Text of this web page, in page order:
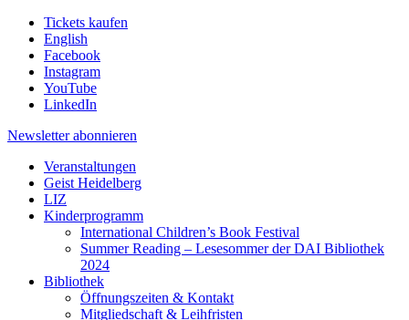
Tickets kaufen
English
Facebook
Instagram
YouTube
LinkedIn
Newsletter abonnieren
Veranstaltungen
Geist Heidelberg
LIZ
Kinderprogramm
International Children’s Book Festival
Summer Reading – Lesesommer der DAI Bibliothek
2024
Bibliothek
Öffnungszeiten & Kontakt
Mitgliedschaft & Leihfristen